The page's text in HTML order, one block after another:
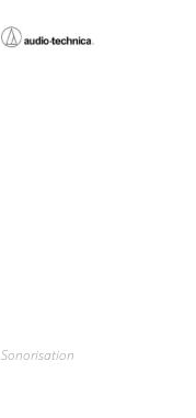
Sonorisation